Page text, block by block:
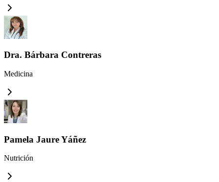
Dra. Bárbara Contreras
Medicina
Pamela Jaure Yáñez
Nutrición